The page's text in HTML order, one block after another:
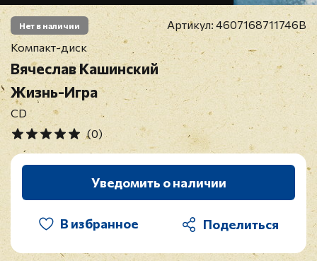
Нет в наличии Артикул:4607168711746B
Компакт-диск
Вячеслав Кашинский
Жизнь-Игра
CD
(0)
Уведомить о наличии
В избранное